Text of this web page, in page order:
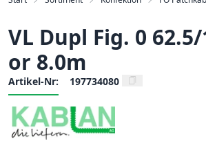
VL Dupl Fig. 0 62.5/
or 8.0m
Artikel-Nr: 197734080